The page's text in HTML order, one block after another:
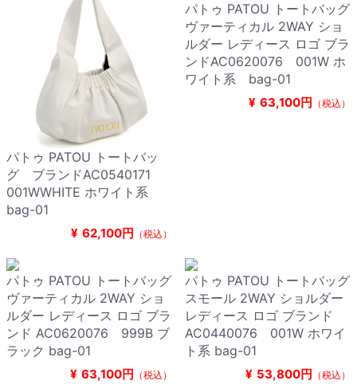
パトゥ PATOU トートバッ
グ ブランドAC0540171
001WWHITE ホワイト系
bag-01
¥ 62,100円 （税込）
パトゥ PATOU トートバッグ
ヴァーティカル 2WAY ショ
ルダー レディース ロゴ ブラ
ンドAC0620076 001W ホ
ワイト系 bag-01
¥ 63,100円 （税込）
パトゥ PATOU トートバッグ
ヴァーティカル 2WAY ショ
ルダー レディース ロゴ ブラ
ンド AC0620076 999B ブ
ラック bag-01
¥ 63,100円 （税込）
パトゥ PATOU トートバッグ
スモール 2WAY ショルダー
レディース ロゴ ブランド
AC0440076 001W ホワイ
ト系 bag-01
¥ 53,800円 （税込）